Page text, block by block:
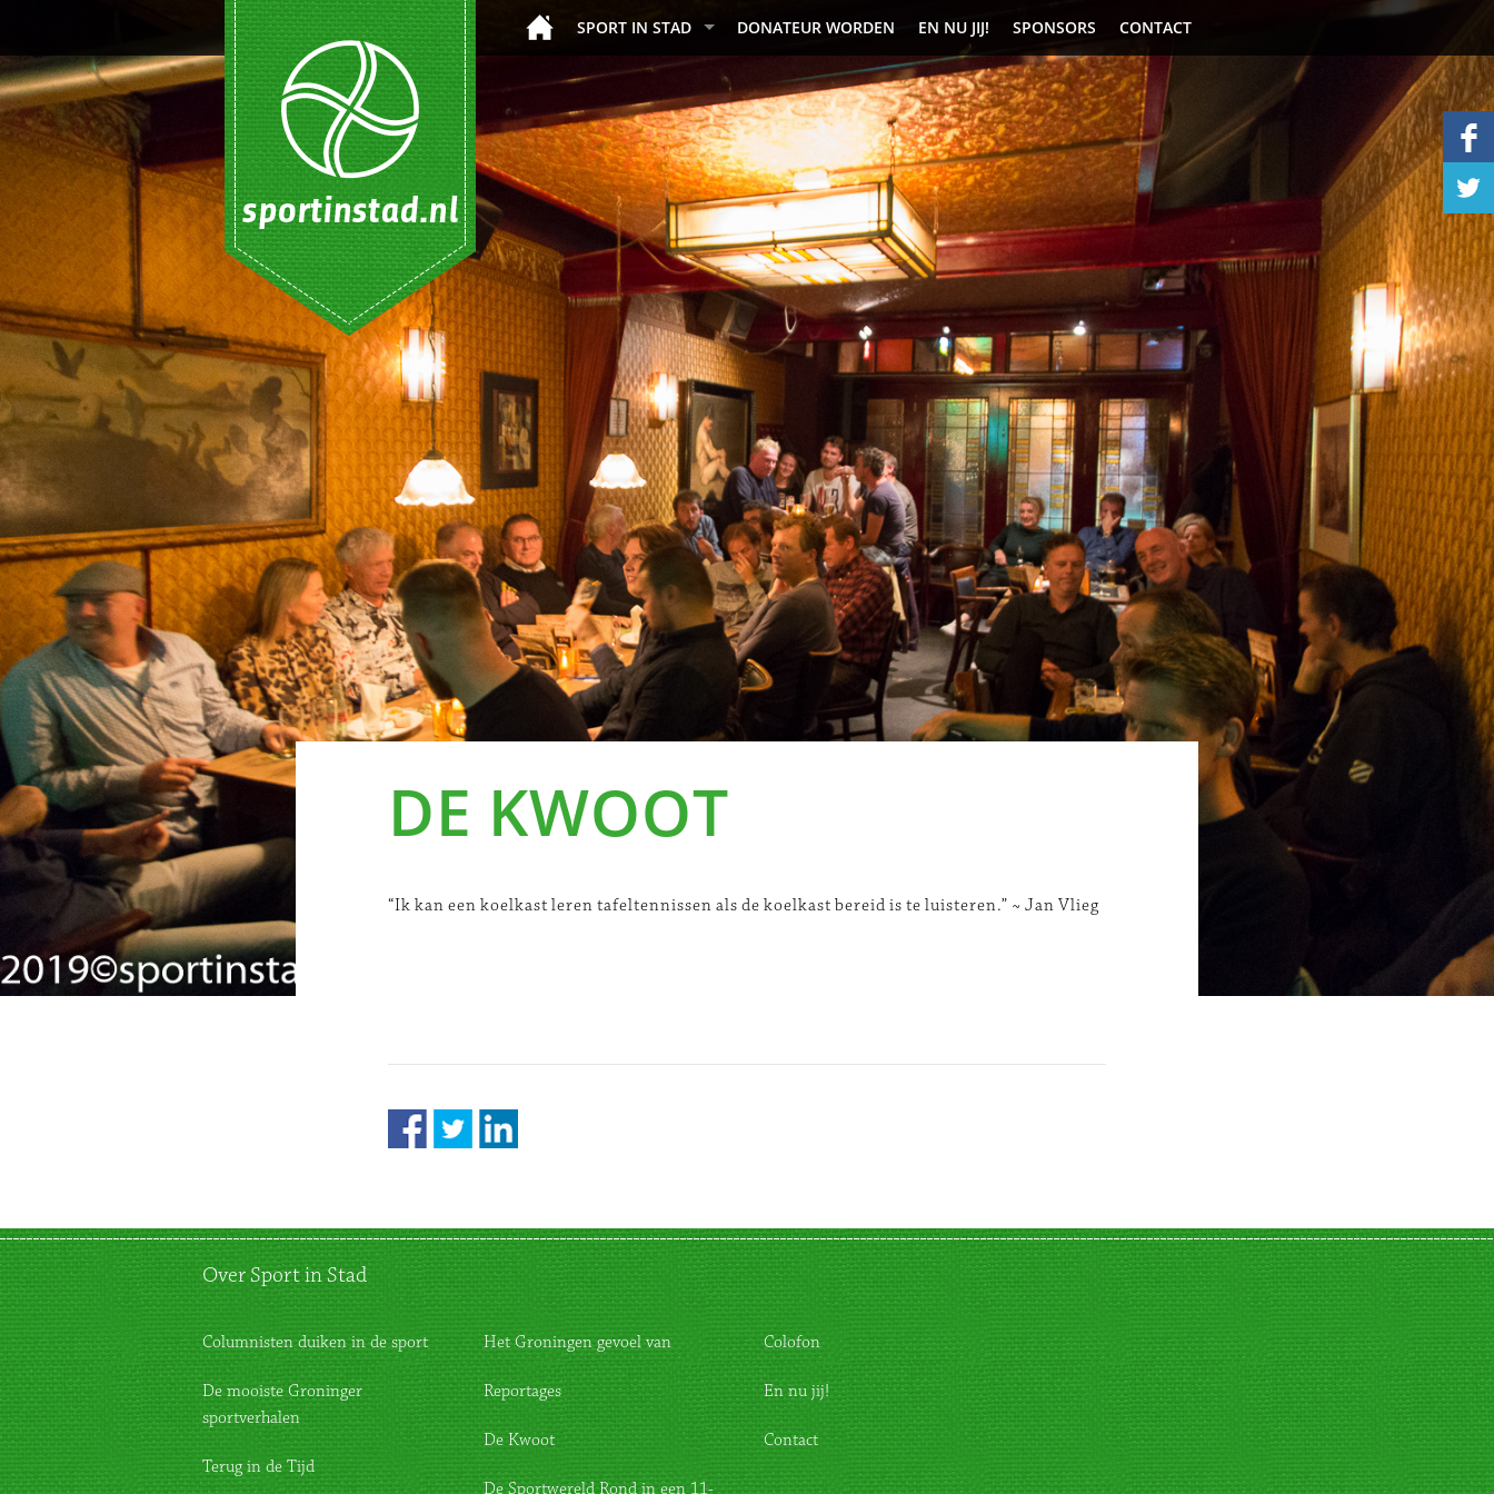
SPORT IN STAD DONATEUR WORDEN EN NU JIJ! SPONSORS CONTACT
DE KWOOT
“Ik kan een koelkast leren tafeltennissen als de koelkast bereid is te luisteren.” ~ Jan Vlieg
Over Sport in Stad
Columnisten duiken in de sport
De mooiste Groninger
sportverhalen
Terug in de Tijd
Het Groningen gevoel van
Reportages
De Kwoot
De Sportwereld Rond in een 11-
Colofon
En nu jij!
Contact